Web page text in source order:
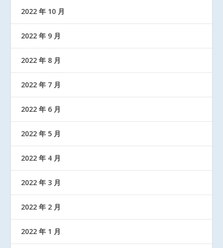
2022 年 10 月
2022 年 9 月
2022 年 8 月
2022 年 7 月
2022 年 6 月
2022 年 5 月
2022 年 4 月
2022 年 3 月
2022 年 2 月
2022 年 1 月